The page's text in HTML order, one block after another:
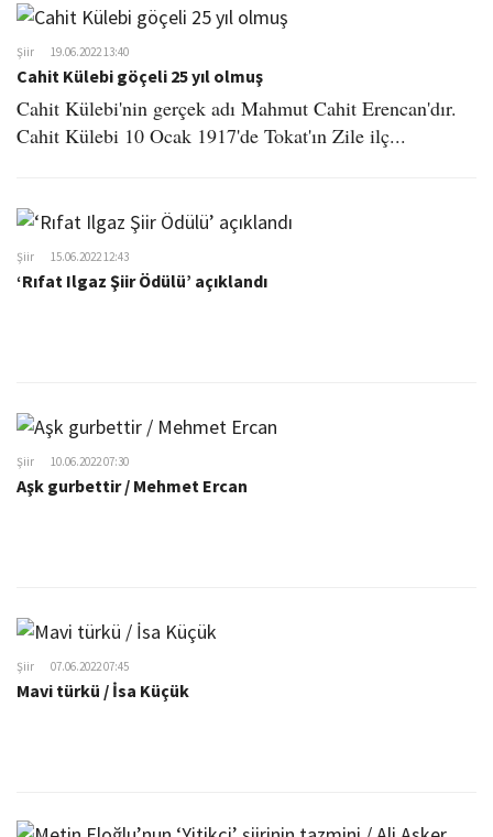
Şiir 19.06.2022 13:40
Cahit Külebi göçeli 25 yıl olmuş
Cahit Külebi'nin gerçek adı Mahmut Cahit Erencan'dır.
Cahit Külebi 10 Ocak 1917'de Tokat'ın Zile ilç...
Şiir 15.06.2022 12:43
‘Rıfat Ilgaz Şiir Ödülü’ açıklandı
Şiir 10.06.2022 07:30
Aşk gurbettir / Mehmet Ercan
Şiir 07.06.2022 07:45
Mavi türkü / İsa Küçük